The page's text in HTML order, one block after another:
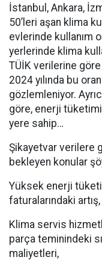
İstanbul, Ankara,
50’leri aşan klima
evlerinde kullanım
yerlerinde klima
TÜİK verilerine
2024 yılında bu
gözlemleniyor.
göre, enerji
yere sahip…
Şikayetvar verilere
bekleyen konular
Yüksek enerji
faturalarındaki artış,
Klima servis
parça teminindeki
maliyetleri,